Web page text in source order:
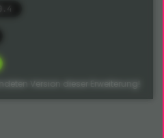
Version dieser Erweiterung!